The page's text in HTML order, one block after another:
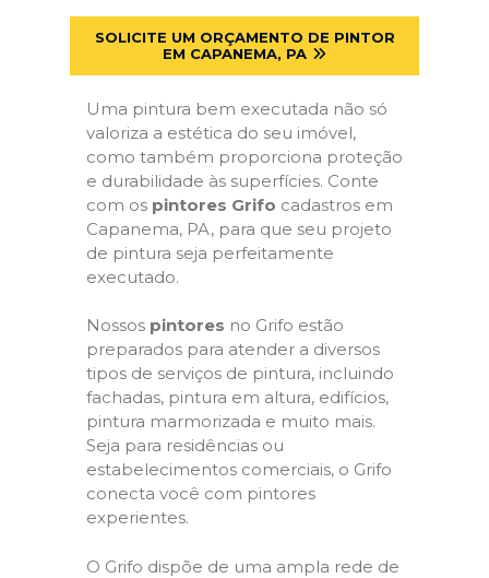
SOLICITE UM ORÇAMENTO DE PINTOR
EM CAPANEMA, PA
Uma pintura bem executada não só
valoriza a estética do seu imóvel,
como também proporciona proteção
e durabilidade às superfícies. Conte
com os pintores Grifo cadastros em
Capanema, PA, para que seu projeto
de pintura seja perfeitamente
executado.
Nossos pintores no Grifo estão
preparados para atender a diversos
tipos de serviços de pintura, incluindo
fachadas, pintura em altura, edifícios,
pintura marmorizada e muito mais.
Seja para residências ou
estabelecimentos comerciais, o Grifo
conecta você com pintores
experientes.
O Grifo dispõe de uma ampla rede de